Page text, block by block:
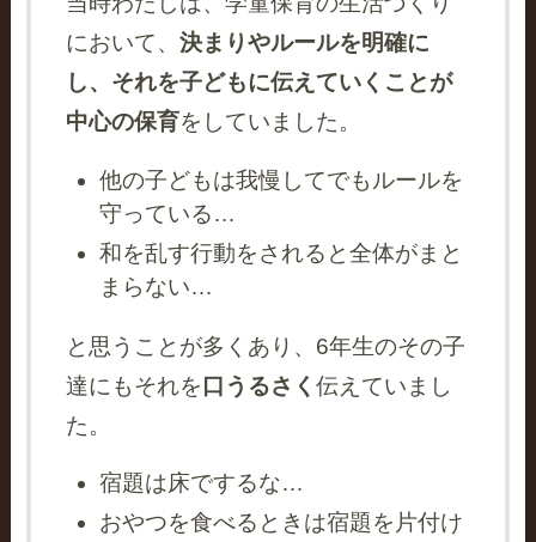
において、 決まりやルールを明確に
し、それを子どもに伝えていくことが
中心の保育をしていました。
他の子どもは我慢してでもルールを
守っている…
和を乱す行動をされると全体がまと
まらない…
と思うことが多くあり、6年生のその子
達にもそれを口うるさく 伝えていまし
た。
宿題は床でするな…
おやつを食べるときは宿題を片付け